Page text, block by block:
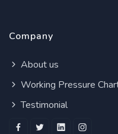
Company
About us
Working Pressure
Testimonial